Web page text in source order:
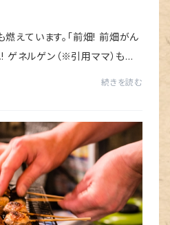
燃えています。「前畑! 前畑がん
ネルゲン（※引用ママ）も出
続きを読む